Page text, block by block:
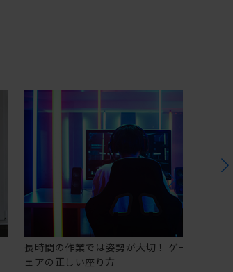
長時間の作業では姿勢が大切！ ゲーミングチ
ェアの正しい座り方